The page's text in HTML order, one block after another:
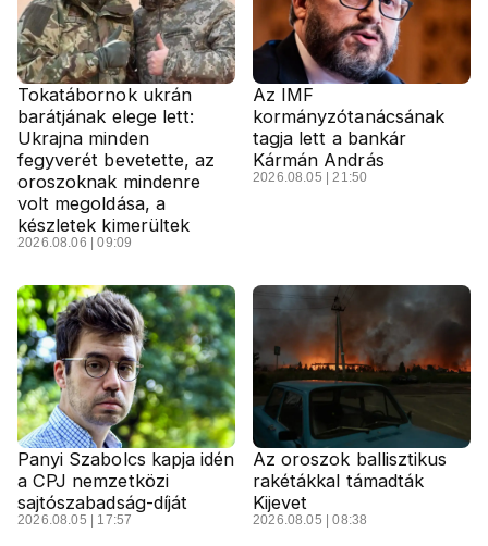
Tokatábornok ukrán
barátjának elege lett:
Ukrajna minden
fegyverét bevetette, az
oroszoknak mindenre
volt megoldása, a
készletek kimerültek
2026.08.06 | 09:09
Az IMF
kormányzótanácsának
tagja lett a bankár
Kármán András
2026.08.05 | 21:50
Panyi Szabolcs kapja idén
a CPJ nemzetközi
sajtószabadság-díját
2026.08.05 | 17:57
Az oroszok ballisztikus
rakétákkal támadták
Kijevet
2026.08.05 | 08:38